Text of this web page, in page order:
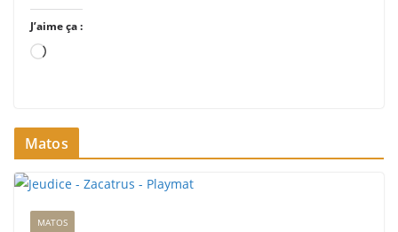
J’aime ça :
C
g
e
m
e
Matos
MATOS